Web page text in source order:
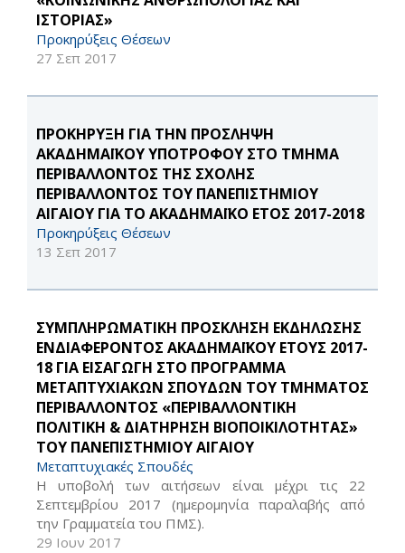
ΙΣΤΟΡΙΑΣ»
Προκηρύξεις Θέσεων
27 Σεπ 2017
ΠΡΟΚΗΡΥΞΗ ΓΙΑ ΤΗΝ ΠΡΟΣΛΗΨΗ
ΑΚΑΔΗΜΑΪΚΟΥ ΥΠΟΤΡΟΦΟΥ ΣΤΟ ΤΜΗΜΑ
ΠΕΡΙΒΑΛΛΟΝΤΟΣ ΤΗΣ ΣΧΟΛΗΣ
ΠΕΡΙΒΑΛΛΟΝΤΟΣ ΤΟΥ ΠΑΝΕΠΙΣΤΗΜΙΟΥ
ΑΙΓΑΙΟΥ ΓΙΑ ΤΟ ΑΚΑΔΗΜΑΪΚΟ ΕΤΟΣ 2017-2018
Προκηρύξεις Θέσεων
13 Σεπ 2017
ΣΥΜΠΛΗΡΩΜΑΤΙΚΗ ΠΡΟΣΚΛΗΣΗ ΕΚΔΗΛΩΣΗΣ
ΕΝΔΙΑΦΕΡΟΝΤΟΣ ΑΚΑΔΗΜΑΪΚΟΥ ΕΤΟΥΣ 2017-
18 ΓΙΑ ΕΙΣΑΓΩΓΗ ΣΤΟ ΠΡΟΓΡΑΜΜΑ
ΜΕΤΑΠΤΥΧΙΑΚΩΝ ΣΠΟΥΔΩΝ ΤΟΥ ΤΜΗΜΑΤΟΣ
ΠΕΡΙΒΑΛΛΟΝΤΟΣ «ΠΕΡΙΒΑΛΛΟΝΤΙΚΗ
ΠΟΛΙΤΙΚΗ & ΔΙΑΤΗΡΗΣΗ ΒΙΟΠΟΙΚΙΛΟΤΗΤΑΣ»
ΤΟΥ ΠΑΝΕΠΙΣΤΗΜΙΟΥ ΑΙΓΑΙΟΥ
Μεταπτυχιακές Σπουδές
Η υποβολή των αιτήσεων είναι μέχρι τις 22
Σεπτεμβρίου 2017 (ημερομηνία παραλαβής από
την Γραμματεία του ΠΜΣ).
29 Ιουν 2017